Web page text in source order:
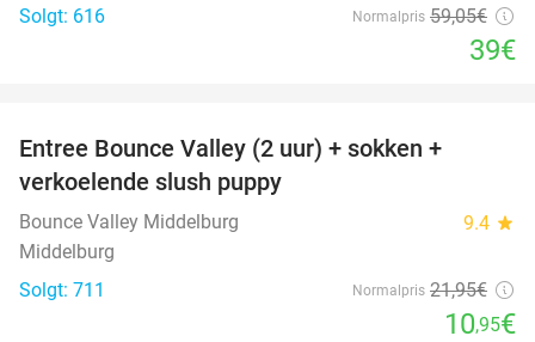
Solgt: 616
Normalpris 59,05€
39€
Entree Bounce Valley (2 uur) + sokken +
verkoelende slush puppy
Bounce Valley Middelburg 9.4 star
Middelburg
Solgt: 711
Normalpris 21,95€
10,95€